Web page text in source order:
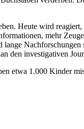
Heute wird
mehr
den investigativen
etwa 1.000 Kinder